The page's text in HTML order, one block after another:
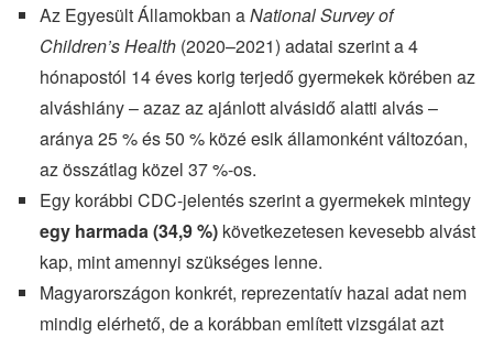
Az Egyesült Államokban aNational Survey of
Children’s Health(2020–2021) adatai szerint a 4
hónapostól 14 éves korig terjedő gyermekek körében az
alváshiány – azaz az ajánlott alvásidő alatti alvás –
aránya 25 % és 50 % közé esik államonként változóan,
az összátlag közel 37 %-os.
Egy korábbi CDC-jelentés szerint a gyermekek mintegy
egy harmada (34,9 %)következetesen kevesebb alvást
kap, mint amennyi szükséges lenne.
Magyarországon konkrét, reprezentatív hazai adat nem
mindig elérhető, de a korábban említett vizsgálat azt